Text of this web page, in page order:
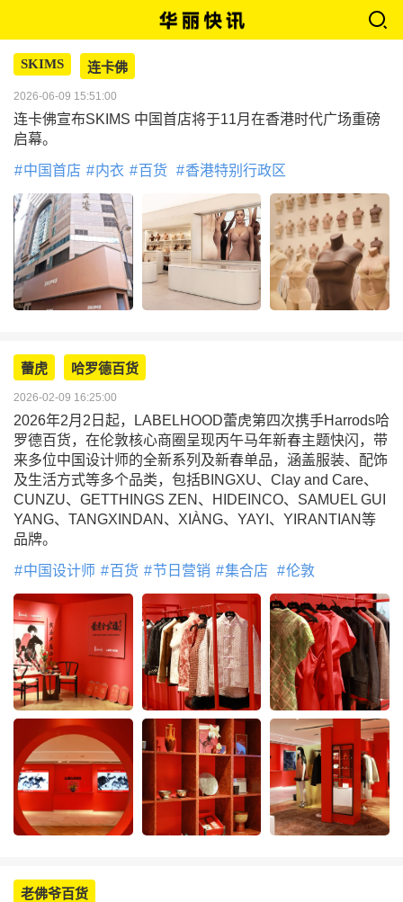
SKIMS 连卡佛
2026-06-09 15:51:00
连卡佛宣布SKIMS 中国首店将于11月在香港时代广场重磅
启幕。
中国首店 内衣 百货 香港特别行政区
蕾虎 哈罗德百货
2026-02-09 16:25:00
2026年2月2日起，LABELHOOD蕾虎第四次携手Harrods哈
罗德百货，在伦敦核心商圈呈现丙午马年新春主题快闪，带
来多位中国设计师的全新系列及新春单品，涵盖服装、配饰
及生活方式等多个品类，包括BINGXU、Clay and Care、
CUNZU、GETTHINGS ZEN、HIDEINCO、SAMUEL GUI
YANG、TANGXINDAN、XIÀNG、YAYI、YIRANTIAN等
品牌。
中国设计师 百货 节日营销 集合店 伦敦
老佛爷百货